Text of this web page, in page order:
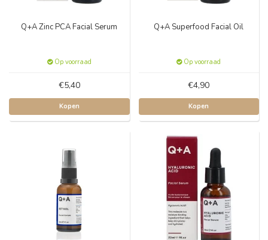
Q+A Zinc PCA Facial Serum
Op voorraad
€5,40
Kopen
Q+A Superfood Facial Oil
Op voorraad
€4,90
Kopen